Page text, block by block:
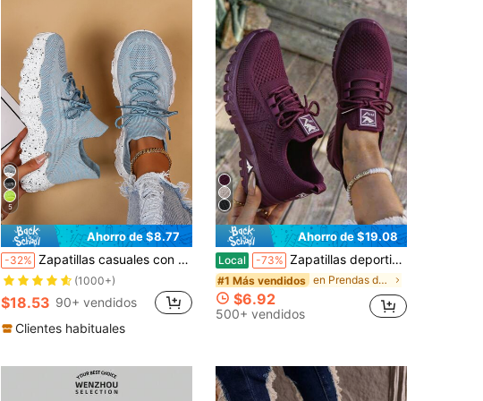
5
Ahorro de $8.77
-32% Zapatillas casuales con cordones, transpirables y ligeras para mujer, calzado de ocio versátil y de moda para otoño 2025
(1000+)
$18.53 90+ vendidos
Clientes habituales
Ahorro de $19.08
Local -73% Zapatillas deportivas para mujer, zapatillas de malla transpirable con cordones, zapatillas de tenis casuales de caña baja y ligeras para caminar al aire libre en verano, tacos de fútbol
#1 Más vendidos en Prendas de punto Zapatillas De Mujer
$6.92
500+ vendidos